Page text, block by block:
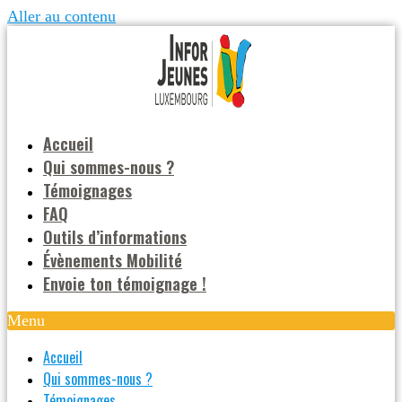
Aller au contenu
Accueil
Qui sommes-nous ?
Témoignages
FAQ
Outils d’informations
Évènements Mobilité
Envoie ton témoignage !
Menu
Accueil
Qui sommes-nous ?